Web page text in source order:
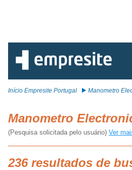
Início Empresite Portugal Manometro
Manometro
(Pesquisa solicitada pelo usuário) Ver
236 resultados de